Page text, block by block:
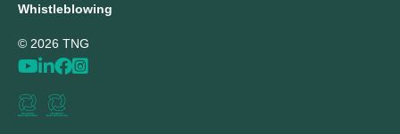
Whistleblowing
© 2026 TNG